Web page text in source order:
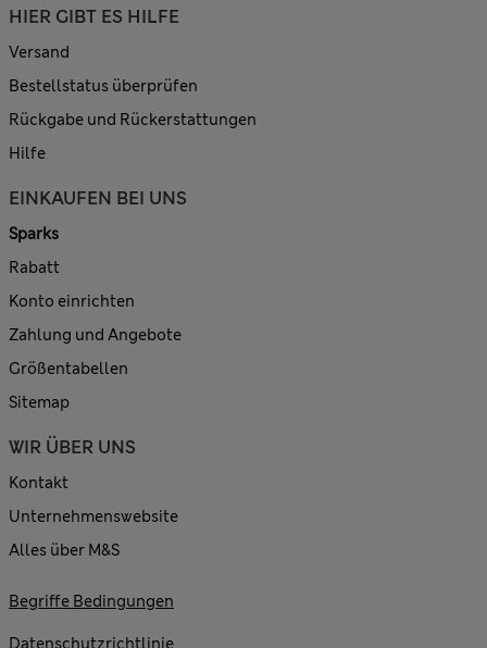
HIER GIBT ES HILFE
Versand
Bestellstatus überprüfen
Rückgabe und Rückerstattungen
Hilfe
EINKAUFEN BEI UNS
Sparks
Rabatt
Konto einrichten
Zahlung und Angebote
Größentabellen
Sitemap
WIR ÜBER UNS
Kontakt
Unternehmenswebsite
Alles über M&S
Begriffe Bedingungen
Datenschutzrichtlinie